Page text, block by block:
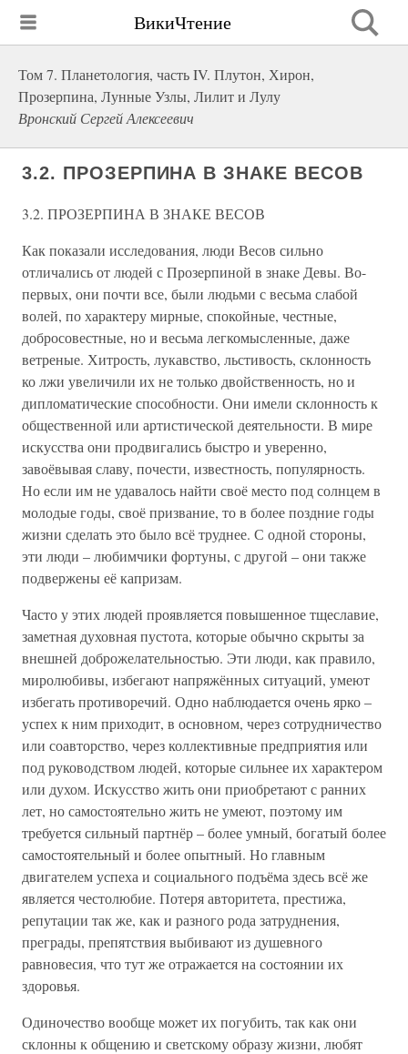
ВикиЧтение
Том 7. Планетология, часть IV. Плутон, Хирон,
Прозерпина, Лунные Узлы, Лилит и Лулу
Вронский Сергей Алексеевич
3.2. ПРОЗЕРПИНА В ЗНАКЕ ВЕСОВ
3.2. ПРОЗЕРПИНА В ЗНАКЕ ВЕСОВ
Как показали исследования, люди Весов сильно
отличались от людей с Прозерпиной в знаке Девы. Во-
первых, они почти все, были людьми с весьма слабой
волей, по характеру мирные, спокойные, честные,
добросовестные, но и весьма легкомысленные, даже
ветреные. Хитрость, лукавство, льстивость, склонность
ко лжи увеличили их не только двойственность, но и
дипломатические способности. Они имели склонность к
общественной или артистической деятельности. В мире
искусства они продвигались быстро и уверенно,
завоёвывая славу, почести, известность, популярность.
Но если им не удавалось найти своё место под солнцем в
молодые годы, своё призвание, то в более поздние годы
жизни сделать это было всё труднее. С одной стороны,
эти люди – любимчики фортуны, с другой – они также
подвержены её капризам.
Часто у этих людей проявляется повышенное тщеславие,
заметная духовная пустота, которые обычно скрыты за
внешней доброжелательностью. Эти люди, как правило,
миролюбивы, избегают напряжённых ситуаций, умеют
избегать противоречий. Одно наблюдается очень ярко –
успех к ним приходит, в основном, через сотрудничество
или соавторство, через коллективные предприятия или
под руководством людей, которые сильнее их характером
или духом. Искусство жить они приобретают с ранних
лет, но самостоятельно жить не умеют, поэтому им
требуется сильный партнёр – более умный, богатый более
самостоятельный и более опытный. Но главным
двигателем успеха и социального подъёма здесь всё же
является честолюбие. Потеря авторитета, престижа,
репутации так же, как и разного рода затруднения,
преграды, препятствия выбивают из душевного
равновесия, что тут же отражается на состоянии их
здоровья.
Одиночество вообще может их погубить, так как они
склонны к общению и светскому образу жизни, любят